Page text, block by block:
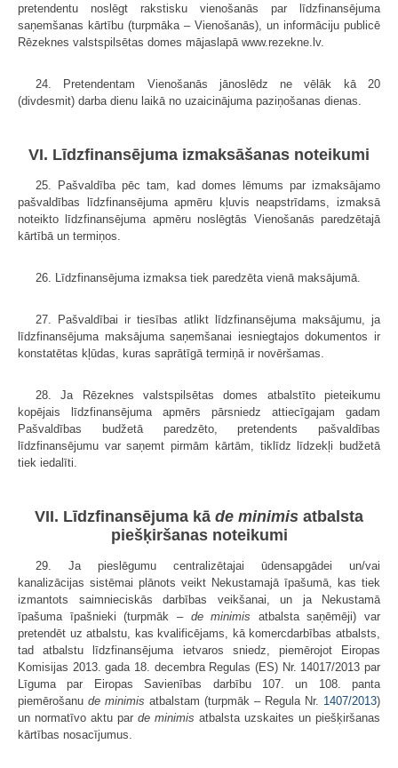
pretendentu noslēgt rakstisku vienošanās par līdzfinansējuma
saņemšanas kārtību (turpmāka – Vienošanās), un informāciju publicē
Rēzeknes valstspilsētas domes mājaslapā www.rezekne.lv.
24. Pretendentam Vienošanās jānoslēdz ne vēlāk kā 20
(divdesmit) darba dienu laikā no uzaicinājuma paziņošanas dienas.
VI. Līdzfinansējuma izmaksāšanas noteikumi
25. Pašvaldība pēc tam, kad domes lēmums par izmaksājamo
pašvaldības līdzfinansējuma apmēru kļuvis neapstrīdams, izmaksā
noteikto līdzfinansējuma apmēru noslēgtās Vienošanās paredzētajā
kārtībā un termiņos.
26. Līdzfinansējuma izmaksa tiek paredzēta vienā maksājumā.
27. Pašvaldībai ir tiesības atlikt līdzfinansējuma maksājumu, ja
līdzfinansējuma maksājuma saņemšanai iesniegtajos dokumentos ir
konstatētas kļūdas, kuras saprātīgā termiņā ir novēršamas.
28. Ja Rēzeknes valstspilsētas domes atbalstīto pieteikumu
kopējais līdzfinansējuma apmērs pārsniedz attiecīgajam gadam
Pašvaldības budžetā paredzēto, pretendents pašvaldības
līdzfinansējumu var saņemt pirmām kārtām, tiklīdz līdzekļi budžetā
tiek iedalīti.
VII. Līdzfinansējuma kā de minimis atbalsta
piešķiršanas noteikumi
29. Ja pieslēgumu centralizētajai ūdensapgādei un/vai
kanalizācijas sistēmai plānots veikt Nekustamajā īpašumā, kas tiek
izmantots saimnieciskās darbības veikšanai, un ja Nekustamā
īpašuma īpašnieki (turpmāk – de minimis atbalsta saņēmēji) var
pretendēt uz atbalstu, kas kvalificējams, kā komercdarbības atbalsts,
tad atbalstu līdzfinansējuma ietvaros sniedz, piemērojot Eiropas
Komisijas 2013. gada 18. decembra Regulas (ES) Nr. 14017/2013 par
Līguma par Eiropas Savienības darbību 107. un 108. panta
piemērošanu de minimis atbalstam (turpmāk – Regula Nr. 1407/2013)
un normatīvo aktu par de minimis atbalsta uzskaites un piešķiršanas
kārtības nosacījumus.